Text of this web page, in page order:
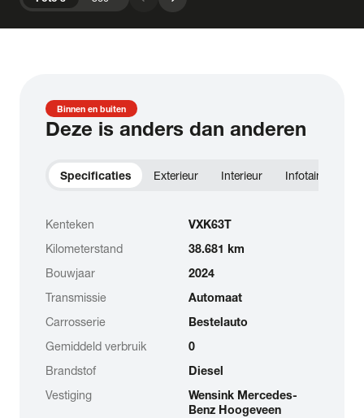
Binnen en buiten
Deze is anders dan anderen
Specificaties Exterieur Interieur Infotainment
Kenteken
VXK63T
Kilometerstand
38.681 km
Bouwjaar
2024
Transmissie
Automaat
Carrosserie
Bestelauto
Gemiddeld verbruik
0
Brandstof
Diesel
Vestiging
Wensink Mercedes-
Benz Hoogeveen